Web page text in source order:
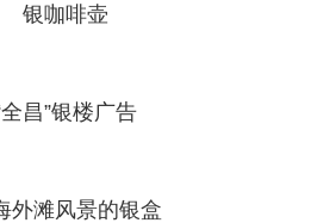
银咖啡壶
昌”银楼广告
外滩风景的银盒